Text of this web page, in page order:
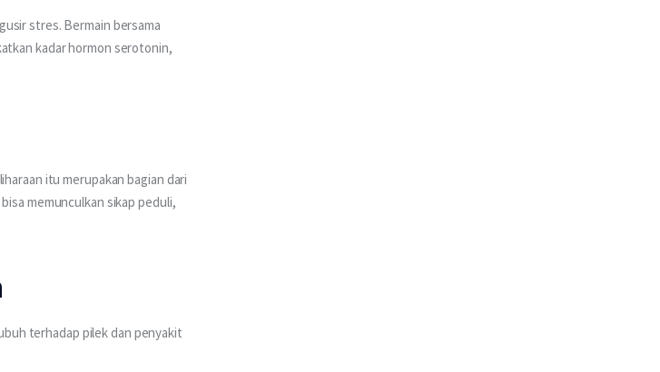
stres. Bermain bersama
kadar hormon serotonin,
itu merupakan bagian dari
memunculkan sikap peduli,
terhadap pilek dan penyakit